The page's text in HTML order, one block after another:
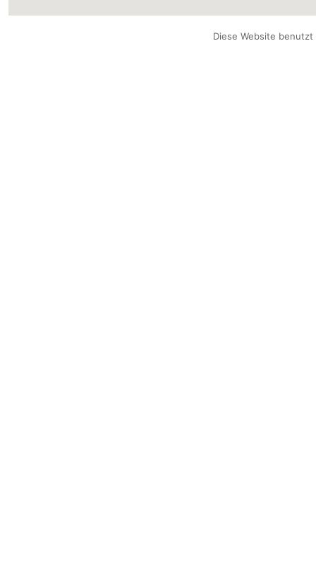
Diese Website